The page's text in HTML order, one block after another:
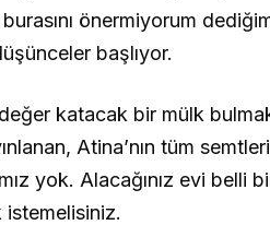
önermiyorum
başlıyor.
katacak bir mülk
Atina’nın tüm
yok. Alacağınız evi